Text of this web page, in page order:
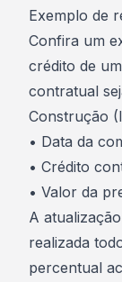
Exemplo de
Confira um
crédito de
contratual
Construção
• Data da
• Crédito
• Valor da
A
realizada
percentual